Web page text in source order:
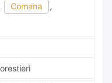
Comana
,